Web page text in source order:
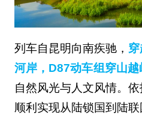
列车自昆明向南疾驰，
河岸，D87动车组穿山越
自然风光与人文风情。
顺利实现从陆锁国到陆